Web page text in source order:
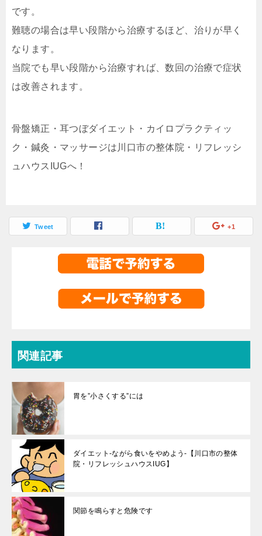
です。
難聴の場合は早い段階から治療するほど、治りが早く
なります。
当院でも早い段階から治療すれば、数回の治療で症状
は改善されます。
骨盤矯正・耳つぼダイエット・カイロプラクティッ
ク・鍼灸・マッサージは川口市の整体院・リフレッシ
ュハウスIUGへ！
Tweet +1
関連記事
胃を”小さくする”には
ダイエット-ながら食いをやめよう-【川口市の整体
院・リフレッシュハウスIUG】
関節を鳴らすと危険です